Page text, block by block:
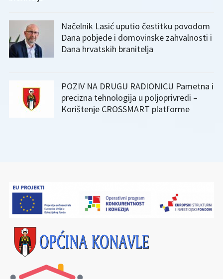
Načelnik Lasić uputio čestitku povodom
Dana pobjede i domovinske zahvalnosti i
Dana hrvatskih branitelja
POZIV NA DRUGU RADIONICU Pametna i
precizna tehnologija u poljoprivredi –
Korištenje CROSSMART platforme